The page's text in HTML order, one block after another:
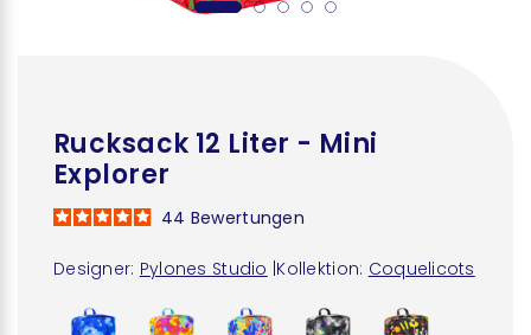
Rucksack 12 Liter - Mini
Explorer
Designer: Pylones Studio Kollektion: Coquelicots
44 Bewertungen